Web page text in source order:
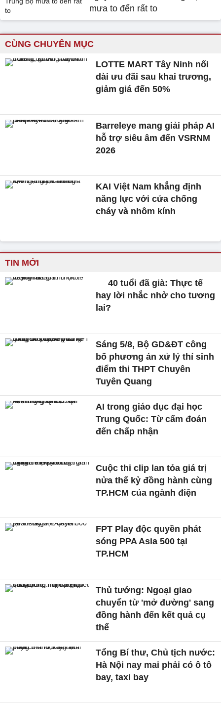
mưa to đến rất to
CÙNG CHUYÊN MỤC
LOTTE MART Tây Ninh nối
dài ưu đãi sau khai trương,
giảm giá đến 50%
Barreleye mang giải pháp AI
hỗ trợ siêu âm đến VSRNM
2026
KAI Việt Nam khẳng định
năng lực với cửa chống
cháy và nhôm kính
TIN MỚI
40 tuổi đã già: Thực tế
hay lời nhắc nhở cho tương
lai?
Sáng 5/8, Bộ GD&ĐT công
bố phương án xử lý thí sinh
điểm thi THPT Chuyên
Tuyên Quang
AI trong giáo dục đại học
Trung Quốc: Từ cấm đoán
đến chấp nhận
Cuộc thi clip lan tỏa giá trị
nửa thế kỷ đồng hành cùng
TP.HCM của ngành điện
FPT Play độc quyền phát
sóng PPA Asia 500 tại
TP.HCM
Thủ tướng: Ngoại giao
chuyển từ 'mở đường' sang
đồng hành đến kết quả cụ
thể
Tổng Bí thư, Chủ tịch nước:
Hà Nội nay mai phải có ô tô
bay, taxi bay